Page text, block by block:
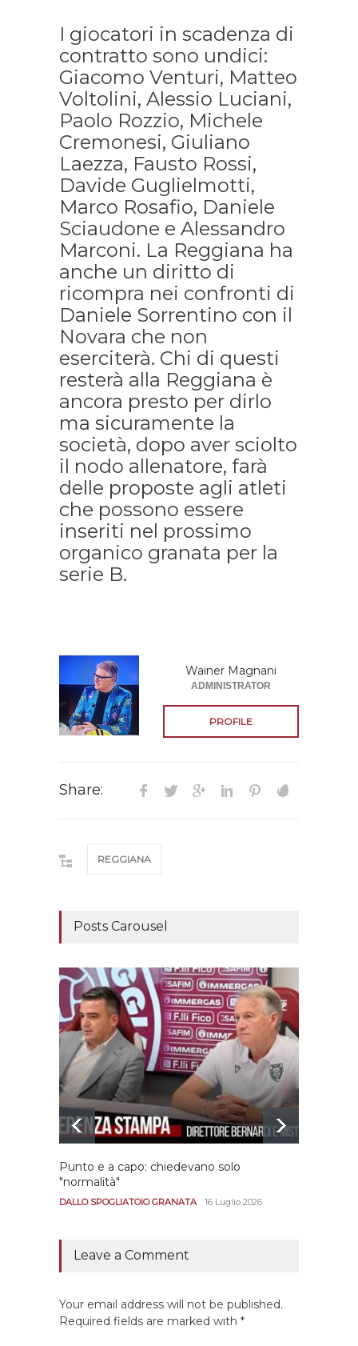
I giocatori in scadenza di
contratto sono undici:
Giacomo Venturi, Matteo
Voltolini, Alessio Luciani,
Paolo Rozzio, Michele
Cremonesi, Giuliano
Laezza, Fausto Rossi,
Davide Guglielmotti,
Marco Rosafio, Daniele
Sciaudone e Alessandro
Marconi. La Reggiana ha
anche un diritto di
ricompra nei confronti di
Daniele Sorrentino con il
Novara che non
eserciterà. Chi di questi
resterà alla Reggiana è
ancora presto per dirlo
ma sicuramente la
società, dopo aver sciolto
il nodo allenatore, farà
delle proposte agli atleti
che possono essere
inseriti nel prossimo
organico granata per la
serie B.
Wainer Magnani
ADMINISTRATOR
PROFILE
Share:
REGGIANA
Posts Carousel
Punto e a capo: chiedevano solo
"normalità"
DALLO SPOGLIATOIO GRANATA 16 Luglio 2026
Leave a Comment
Your email address will not be published.
Required fields are marked with *